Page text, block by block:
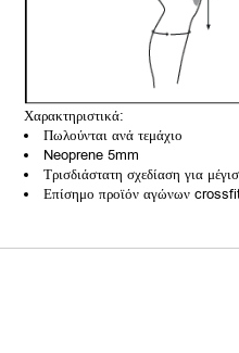
Χαρακτηριστικά:
Πωλούνται ανά τεμάχιο
Neoprene 5mm
Τρισδιάστατη σχεδίαση για
Επίσημο προϊόν αγώνων